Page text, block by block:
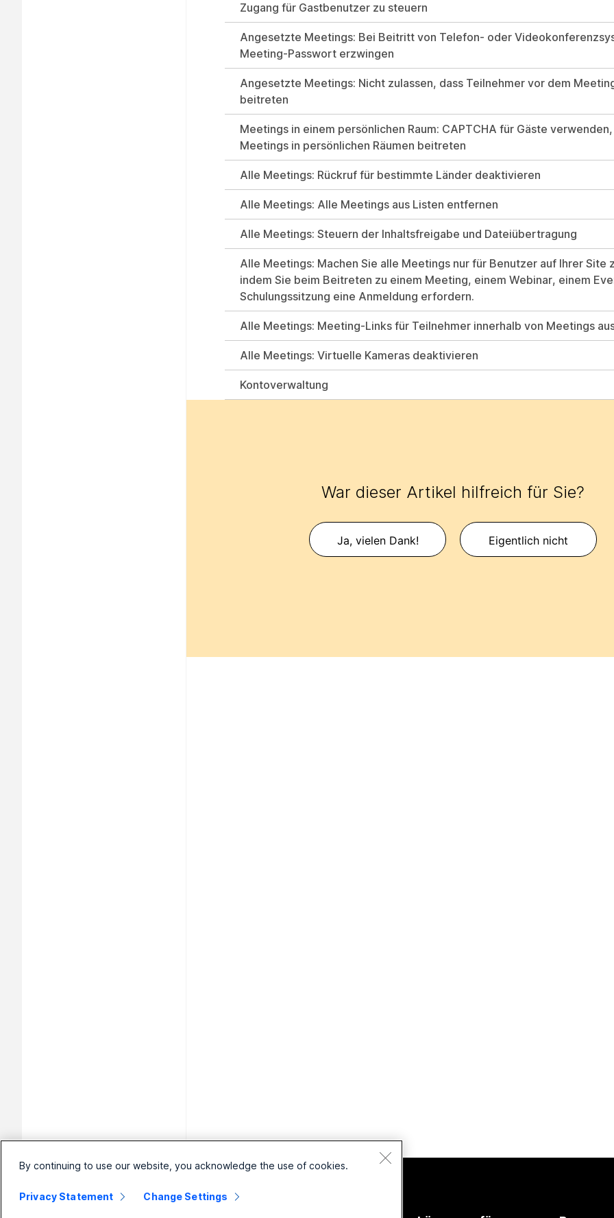
Zugang für Gastbenutzer zu steuern
Angesetzte Meetings: Bei Beitritt von Telefon- oder
Meeting-Passwort erzwingen
Angesetzte Meetings: Nicht zulassen, dass Teilnehmer vor dem
beitreten
Meetings in einem persönlichen Raum: CAPTCHA für Gäste
Meetings in persönlichen Räumen beitreten
Alle Meetings: Rückruf für bestimmte Länder deaktivieren
Alle Meetings: Alle Meetings aus Listen entfernen
Alle Meetings: Steuern der Inhaltsfreigabe und Dateiübertragung
Alle Meetings: Machen Sie alle Meetings nur für Benutzer auf Ihrer Site
indem Sie beim Beitreten zu einem Meeting, einem Webinar, einem
Schulungssitzung eine Anmeldung erfordern.
Alle Meetings: Meeting-Links für Teilnehmer innerhalb von Meetings
Alle Meetings: Virtuelle Kameras deaktivieren
Kontoverwaltung
War dieser Artikel hilfreich für Sie?
Ja, vielen Dank! Eigentlich nicht
By continuing to use our website, you acknowledge the use of cookies.
Privacy Statement Change Settings